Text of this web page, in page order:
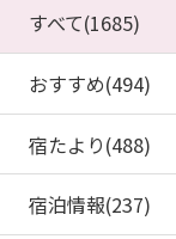
すべて(1685)
おすすめ(494)
宿たより(488)
宿泊情報(237)